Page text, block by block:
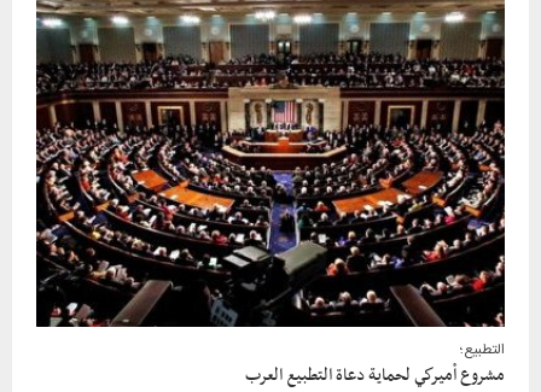
التطبيع؛
مشروع أميركي لحماية دعاة التطبيع العرب